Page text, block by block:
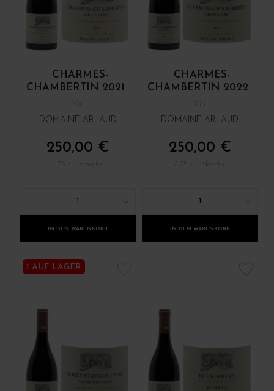
CHARMES-
CHAMBERTIN 2021
DOMAINE ARLAUD
250,00 €
IN DEN WARENKORB
CHARMES-
CHAMBERTIN 2022
DOMAINE ARLAUD
250,00 €
IN DEN WARENKORB
1 AUF LAGER